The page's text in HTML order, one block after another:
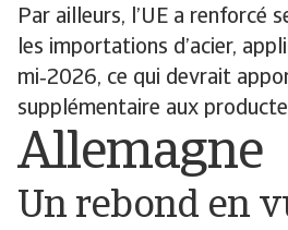
Par ailleurs, l’UE a renforcé
les importations d’acier,
mi‑2026, ce qui devrait
supplémentaire aux
Allemagne
Un rebond en